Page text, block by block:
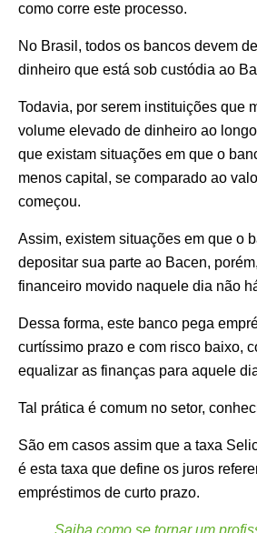
como corre este processo.
No Brasil, todos os bancos devem
dinheiro que está sob custódia ao
Todavia, por serem instituições que
volume elevado de dinheiro ao
que existam situações em que o
menos capital, se comparado ao
começou.
Assim, existem situações em que o
depositar sua parte ao Bacen,
financeiro movido naquele dia não
Dessa forma, este banco pega
curtíssimo prazo e com risco baixo,
equalizar as finanças para aquele
Tal prática é comum no setor,
São em casos assim que a taxa Selic
é esta taxa que define os juros
empréstimos de curto prazo.
Saiba como se tornar um